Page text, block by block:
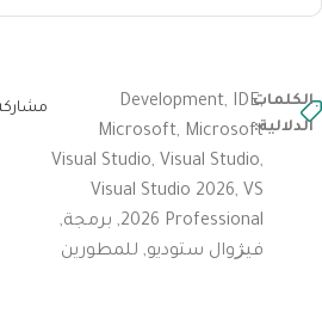
الكلمات
الدلالية:
Development, IDE,
Microsoft, Microsoft
Visual Studio, Visual Studio,
Visual Studio 2026, VS
2026 Professional
, برمجة,
فيژوال ستوديو, للمطورين